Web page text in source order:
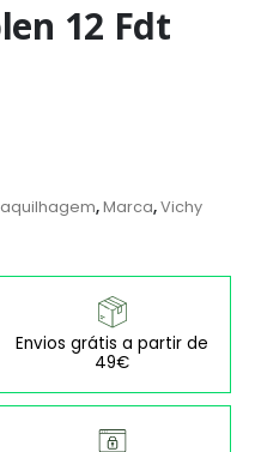
12 Fdt
,Marca,Vichy
Envios grátis a partir de
49€